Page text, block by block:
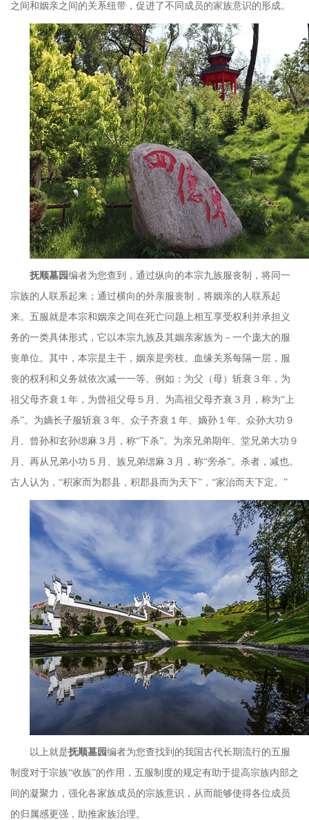
之间和姻亲之间的关系纽带，促进了不同成员的家族意识的形成。
抚顺墓园编者为您查到，通过纵向的本宗九族服丧制，将同一
宗族的人联系起来；通过横向的外亲服丧制，将姻亲的人联系起
来。五服就是本宗和姻亲之间在死亡问题上相互享受权利并承担义
务的一类具体形式，它以本宗九族及其姻亲家族为－一个庞大的服
丧单位。其中，本宗是主干，姻亲是旁枝。血缘关系每隔一层，服
丧的权利和义务就依次减一一等。例如：为父（母）斩衰３年，为
祖父母齐衰１年，为曾祖父母５月、为高祖父母齐衰３月，称为“上
杀”。为嫡长子服斩衰３年、众子齐衰１年、嫡孙１年、众孙大功９
月、曾孙和玄孙缌麻３月，称“下杀”。为亲兄弟期年、堂兄弟大功９
月、再从兄弟小功５月、族兄弟缌麻３月，称“旁杀”。杀者，减也。
古人认为，“积家而为郡县，积郡县而为天下”，“家治而天下定。”
以上就是抚顺墓园编者为您查找到的我国古代长期流行的五服
制度对于宗族“收族”的作用，五服制度的规定有助于提高宗族内部之
间的凝聚力，强化各家族成员的宗族意识，从而能够使得各位成员
的归属感更强，助推家族治理。